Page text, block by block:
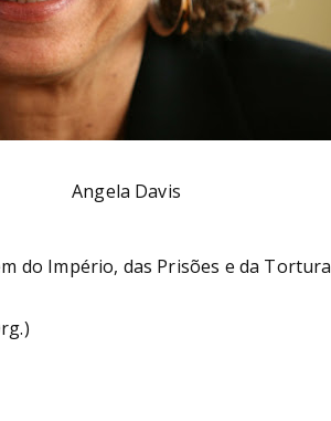
Angela Davis
do Império, das Prisões e da Tortura